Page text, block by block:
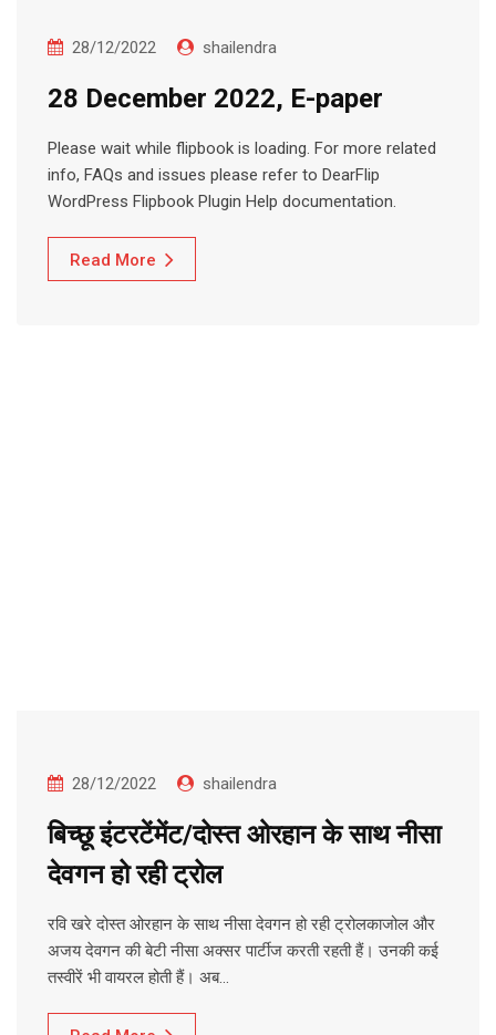
28/12/2022 shailendra
28 December 2022, E-paper
Please wait while flipbook is loading. For more related
info, FAQs and issues please refer to DearFlip
WordPress Flipbook Plugin Help documentation.
Read More
28/12/2022 shailendra
बिच्छू इंटरटेंमेंट/दोस्त ओरहान के साथ नीसा
देवगन हो रही ट्रोल
रवि खरे दोस्त ओरहान के साथ नीसा देवगन हो रही ट्रोलकाजोल और
अजय देवगन की बेटी नीसा अक्सर पार्टीज करती रहती हैं। उनकी कई
तस्वीरें भी वायरल होती हैं। अब…